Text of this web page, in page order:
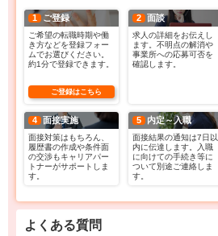
1 ご登録
ご希望の転職時期や働
き方などを登録フォー
ムでお選びください。
約1分で登録できます。
ご登録はこちら
2 面談
求人の詳細をお伝えし
ます。不明点の解消や
事業所への応募可否を
確認します。
4 面接実施
面接対策はもちろん、
履歴書の作成や条件面
の交渉もキャリアパー
トナーがサポートしま
す。
5 内定～入職
面接結果の通知は7日以
内に伝達します。入職
に向けての手続き等に
ついて別途ご連絡しま
す。
よくある質問